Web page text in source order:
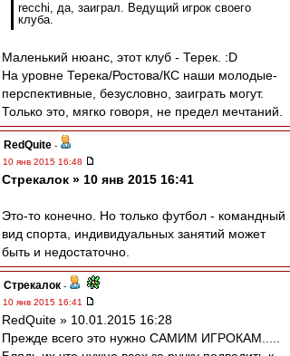
recchi, да, заиграл. Ведущий игрок своего
клуба.
Маленький нюанс, этот клуб - Терек. :D
На уровне Терека/Ростова/КС наши молодые-
перспективные, безусловно, заиграть могут.
Только это, мягко говоря, не предел мечтаний.
RedQuite -
10 янв 2015 16:48
Стрекалок » 10 янв 2015 16:41
Это-то конечно. Но только футбол - командный
вид спорта, индивидуальных занятий может
быть и недостаточно.
Стрекалок -
10 янв 2015 16:41
RedQuite » 10.01.2015 16:28
Прежде всего это нужно САМИМ ИГРОКАМ.....